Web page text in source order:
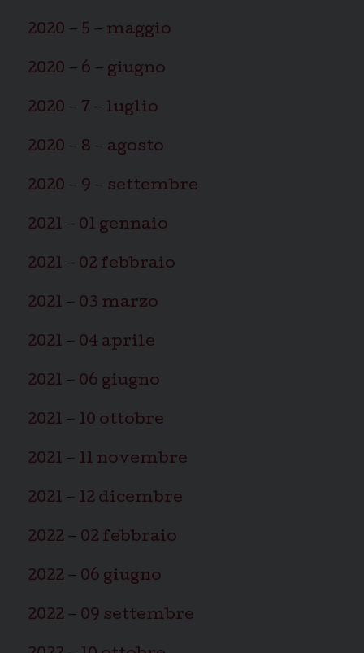
2020 – 5 – maggio
2020 – 6 – giugno
2020 – 7 – luglio
2020 – 8 – agosto
2020 – 9 – settembre
2021 – 01 gennaio
2021 – 02 febbraio
2021 – 03 marzo
2021 – 04 aprile
2021 – 06 giugno
2021 – 10 ottobre
2021 – 11 novembre
2021 – 12 dicembre
2022 – 02 febbraio
2022 – 06 giugno
2022 – 09 settembre